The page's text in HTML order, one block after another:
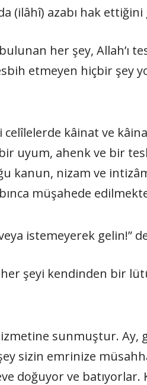
(ilâhî) azabı hak
her şey, Allah’ı
etmeyen hiçbir şey
kâinat ve
uyum, ahenk ve bir
kanun, nizam ve
müşahede
istemeyerek gelin!”
şeyi kendinden bir
sunmuştur. Ay,
sizin emrinize
doğuyor ve